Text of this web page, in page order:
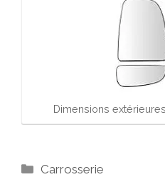
Dimensions
Catégories
Carrosserie